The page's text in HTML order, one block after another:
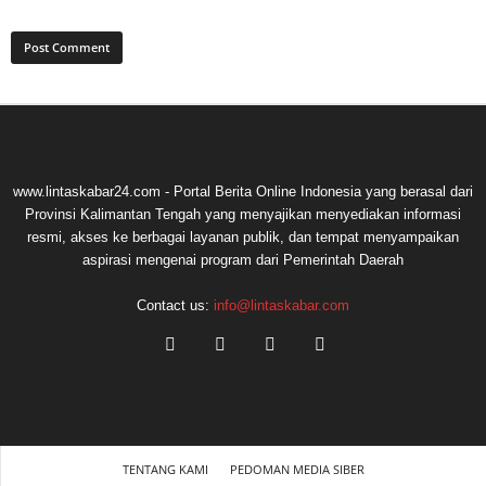
www.lintaskabar24.com - Portal Berita Online Indonesia yang berasal dari
Provinsi Kalimantan Tengah yang menyajikan menyediakan informasi
resmi, akses ke berbagai layanan publik, dan tempat menyampaikan
aspirasi mengenai program dari Pemerintah Daerah
Contact us: info@lintaskabar.com
TENTANG KAMI PEDOMAN MEDIA SIBER